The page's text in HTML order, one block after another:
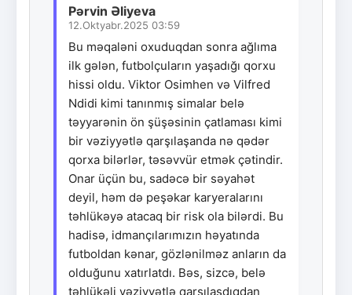
Pərvin Əliyeva
12.Oktyabr.2025 03:59
Bu məqaləni oxuduqdan sonra ağlıma
ilk gələn, futbolçuların yaşadığı qorxu
hissi oldu. Viktor Osimhen və Vilfred
Ndidi kimi tanınmış simalar belə
təyyarənin ön şüşəsinin çatlaması kimi
bir vəziyyətlə qarşılaşanda nə qədər
qorxa bilərlər, təsəvvür etmək çətindir.
Onar üçün bu, sadəcə bir səyahət
deyil, həm də peşəkar karyeralarını
təhlükəyə atacaq bir risk ola bilərdi. Bu
hadisə, idmançılarımızın həyatında
futboldan kənar, gözlənilməz anların da
olduğunu xatırlatdı. Bəs, sizcə, belə
təhlükəli vəziyyətlə qarşılaşdıqdan